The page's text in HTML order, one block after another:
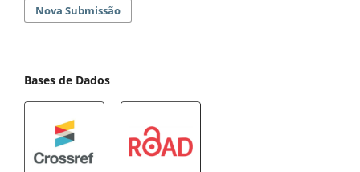
Nova Submissão
Bases de Dados